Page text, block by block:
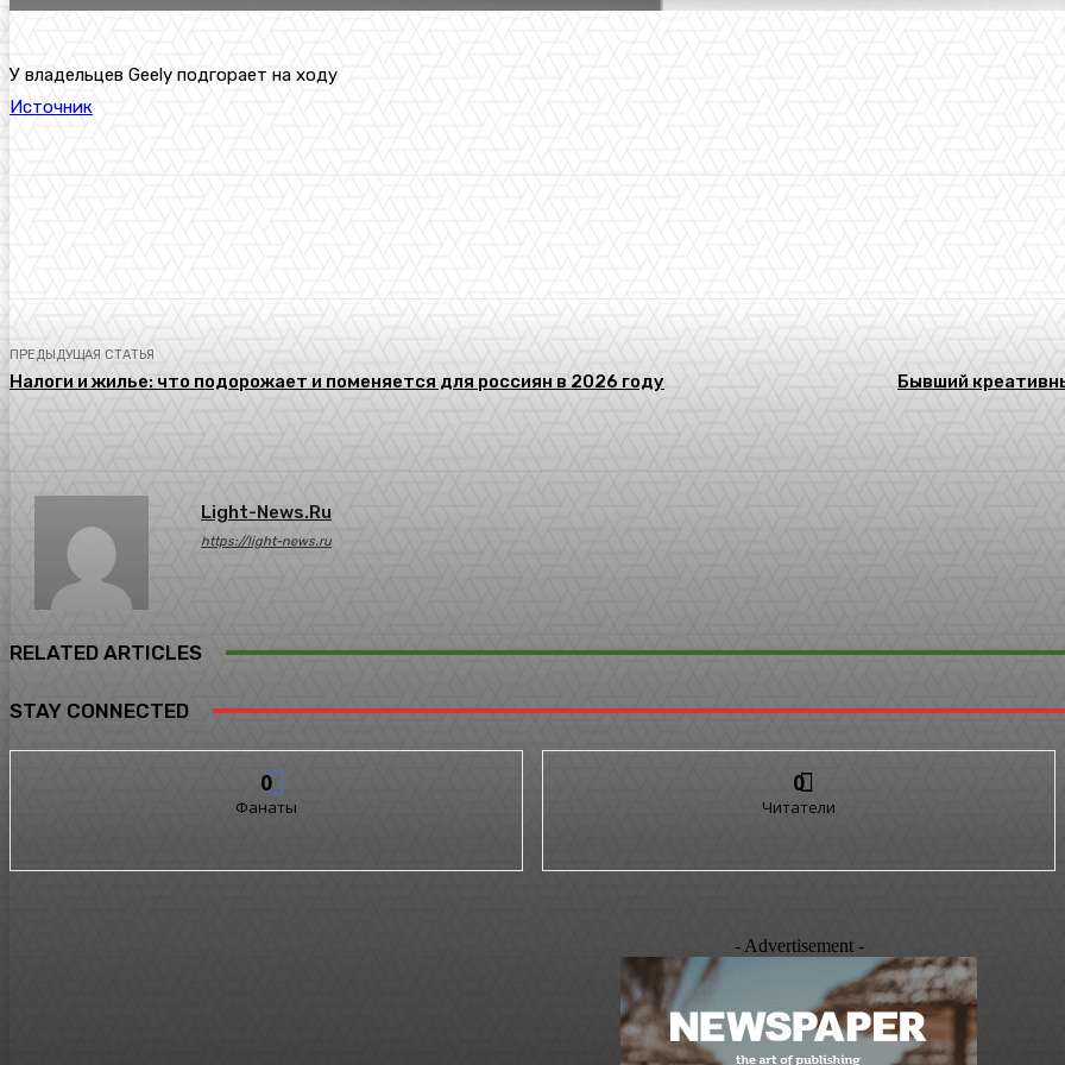
У владельцев Geely подгорает на ходу
Источник
ПРЕДЫДУЩАЯ СТАТЬЯ
Налоги и жилье: что подорожает и поменяется для россиян в 2026 году Бывший
Light-News.ru
https://light-news.ru
RELATED ARTICLES
STAY CONNECTED
0
Фанаты
0
Читатели
- Advertisement -